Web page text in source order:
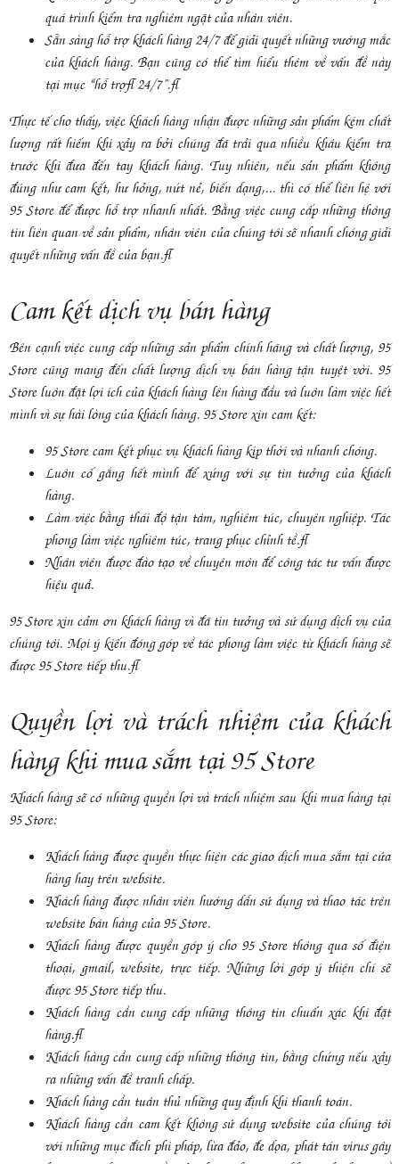
quá trình kiểm tra nghiêm ngặt của nhân viên.
Sẵn sàng hỗ trợ khách hàng 24/7 để giải quyết những vướng mắc
của khách hàng. Bạn cũng có thể tìm hiểu thêm về vấn đề này
tại mục “hỗ trợ 24/7”.
Thực tế cho thấy, việc khách hàng nhận được những sản phẩm kém chất
lượng rất hiếm khi xảy ra bởi chúng đã trải qua nhiều khâu kiểm tra
trước khi đưa đến tay khách hàng. Tuy nhiên, nếu sản phẩm không
đúng như cam kết, hư hỏng, nứt nẻ, biến dạng,... thì có thể liên hệ với
95 Store để được hỗ trợ nhanh nhất. Bằng việc cung cấp những thông
tin liên quan về sản phẩm, nhân viên của chúng tôi sẽ nhanh chóng giải
quyết những vấn đề của bạn.
Cam kết dịch vụ bán hàng
Bên cạnh việc cung cấp những sản phẩm chính hãng và chất lượng, 95
Store cũng mang đến chất lượng dịch vụ bán hàng tận tuyệt vời. 95
Store luôn đặt lợi ích của khách hàng lên hàng đầu và luôn làm việc hết
mình vì sự hài lòng của khách hàng. 95 Store xin cam kết:
95 Store cam kết phục vụ khách hàng kịp thời và nhanh chóng.
Luôn cố gắng hết mình để xứng với sự tin tưởng của khách
hàng.
Làm việc bằng thái độ tận tâm, nghiêm túc, chuyên nghiệp. Tác
phong làm việc nghiêm túc, trang phục chỉnh tề.
Nhân viên được đào tạo về chuyên môn để công tác tư vấn được
hiệu quả.
95 Store xin cảm ơn khách hàng vì đã tin tưởng và sử dụng dịch vụ của
chúng tôi. Mọi ý kiến đóng góp về tác phong làm việc từ khách hàng sẽ
được 95 Store tiếp thu.
Quyền lợi và trách nhiệm của khách
hàng khi mua sắm tại 95 Store
Khách hàng sẽ có những quyền lợi và trách nhiệm sau khi mua hàng tại
95 Store:
Khách hàng được quyền thực hiện các giao dịch mua sắm tại cửa
hàng hay trên website.
Khách hàng được nhân viên hướng dẫn sử dụng và thao tác trên
website bán hàng của 95 Store.
Khách hàng được quyền góp ý cho 95 Store thông qua số điện
thoại, gmail, website, trực tiếp. Những lời góp ý thiện chí sẽ
được 95 Store tiếp thu.
Khách hàng cần cung cấp những thông tin chuẩn xác khi đặt
hàng.
Khách hàng cần cung cấp những thông tin, bằng chứng nếu xảy
ra những vấn đề tranh chấp.
Khách hàng cần tuân thủ những quy định khi thanh toán.
Khách hàng cần cam kết không sử dụng website của chúng tôi
với những mục đích phi pháp, lừa đảo, đe dọa, phát tán virus gây